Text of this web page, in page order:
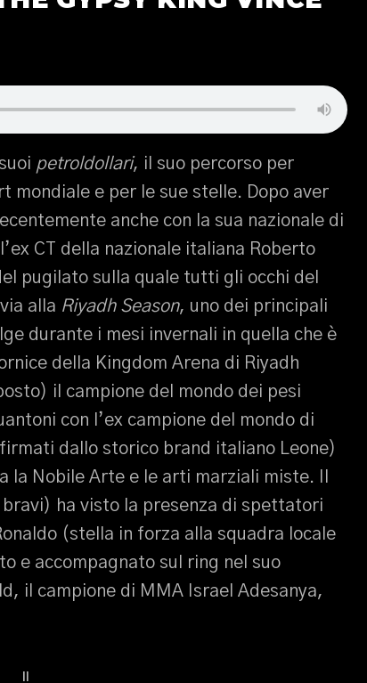
petroldollari, il suo percorso per
e per le sue stelle. Dopo aver
anche con la sua nazionale di
CT della nazionale italiana Roberto
pugilato sulla quale tutti gli occhi del
alla Riyadh Season, uno dei principali
durante i mesi invernali in quella che è
della Kingdom Arena di Riyadh
il campione del mondo dei pesi
con l’ex campione del mondo di
dallo storico brand italiano Leone)
la Nobile Arte e le arti marziali miste. Il
ha visto la presenza di spettatori
(stella in forza alla squadra locale
e accompagnato sul ring nel suo
il campione di MMA Israel Adesanya,